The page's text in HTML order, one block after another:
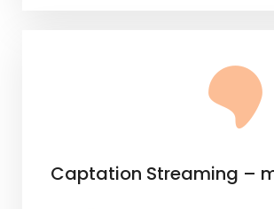
Captation Streaming –